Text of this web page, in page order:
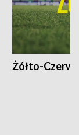
Żółto-